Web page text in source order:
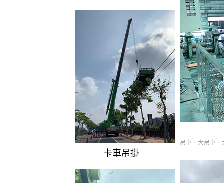
卡車吊掛
吊車、大吊車